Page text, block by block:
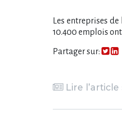
Les entreprises
10.400 emplois
Partager sur:
Lire l’article